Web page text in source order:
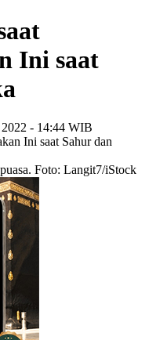
Ini saat
2022 - 14:44 WIB
Foto: Langit7/iStock